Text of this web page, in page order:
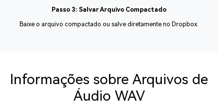
Passo 3: Salvar Arquivo Compactado
Baixe o arquivo compactado ou salve diretamente no Dropbox.
Informações sobre Arquivos de
Áudio WAV